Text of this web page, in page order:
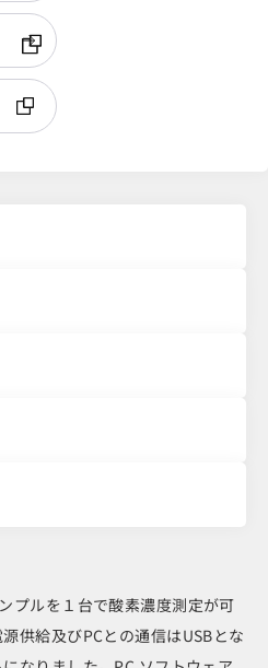
プルを１台で酸素濃度測定が可
供給及びPCとの通信はUSBとな